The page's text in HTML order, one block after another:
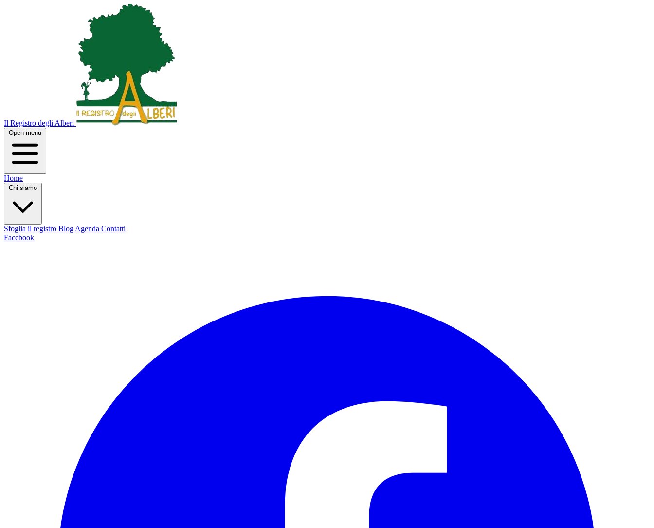
Il Registro degli Alberi
Open menu
Home
Chi siamo
Sfoglia il registro Blog Agenda Contatti
Facebook